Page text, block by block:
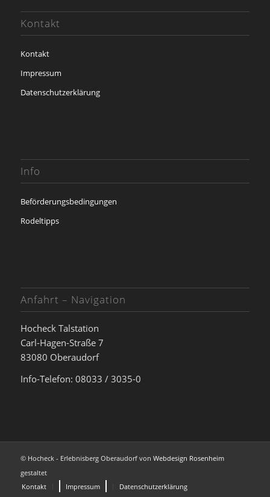
Kontakt
Kontakt
Impressum
Datenschutzerklärung
Info
Beförderungsbedingungen
Rodeltipps
Anfahrt – Navigation
Hocheck Talstation
Carl-Hagen-Straße 7
83080 Oberaudorf
Info-Telefon: 08033 / 3035-0
© Hocheck - Erlebnisberg Oberaudorf von Webdesign Rosenheim
gestaltet
Kontakt
Impressum Datenschutzerklärung